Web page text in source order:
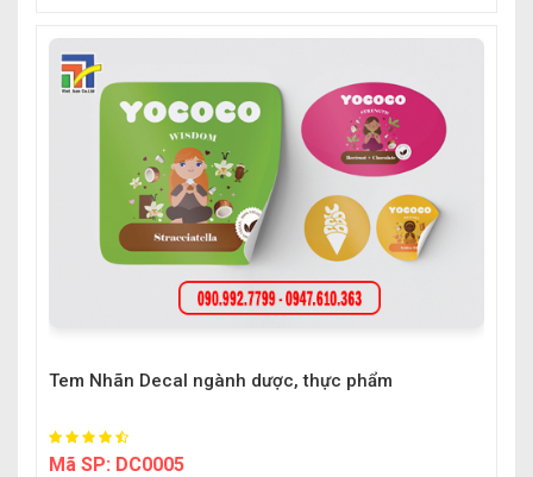
Tem Nhãn Decal ngành dược, thực phẩm
Mã SP: DC0005